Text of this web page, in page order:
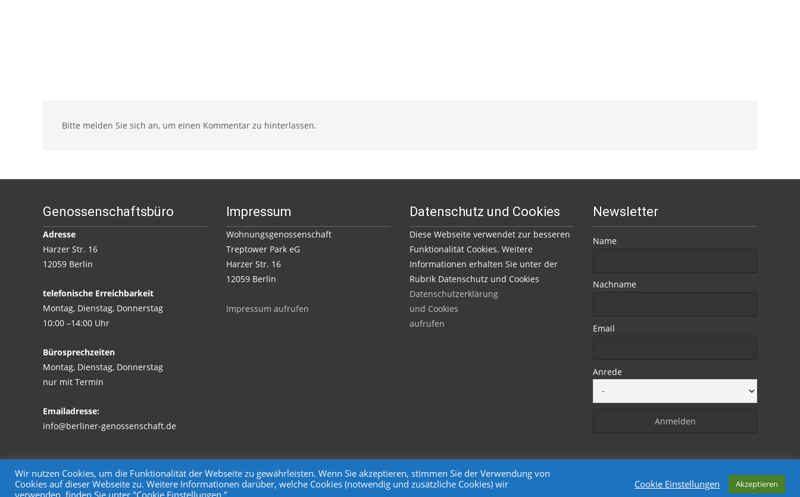
Bitte melden Sie sich an, um einen Kommentar zu hinterlassen.
Genossenschaftsbüro
Adresse
Harzer Str. 16
12059 Berlin
telefonische Erreichbarkeit
Montag, Dienstag, Donnerstag
10:00 –14:00 Uhr
Bürosprechzeiten
Montag, Dienstag, Donnerstag
nur mit Termin
Emailadresse:
info@berliner-genossenschaft.de
Impressum
Wohnungsgenossenschaft
Treptower Park eG
Harzer Str. 16
12059 Berlin
Impressum aufrufen
Datenschutz und Cookies
Diese Webseite verwendet zur besseren
Funktionalität Cookies. Weitere
Informationen erhalten Sie unter der
Rubrik Datenschutz und Cookies
Datenschutzerklärung
und Cookies
aufrufen
Newsletter
Name
Nachname
Email
Anrede
Copyright © Wohnungsgenossenschaft Treptower Park eG Powered by WordPress, Designed byDavide.de
Wir nutzen Cookies, um die Funktionalität der Webseite zu gewährleisten. Wenn Sie akzeptieren, stimmen Sie der Verwendung von
Cookies auf dieser Webseite zu. Weitere Informationen darüber, welche Cookies (notwendig und zusätzliche Cookies) wir
verwenden, finden Sie unter "Cookie Einstellungen."
Cookie Einstellungen Akzeptieren